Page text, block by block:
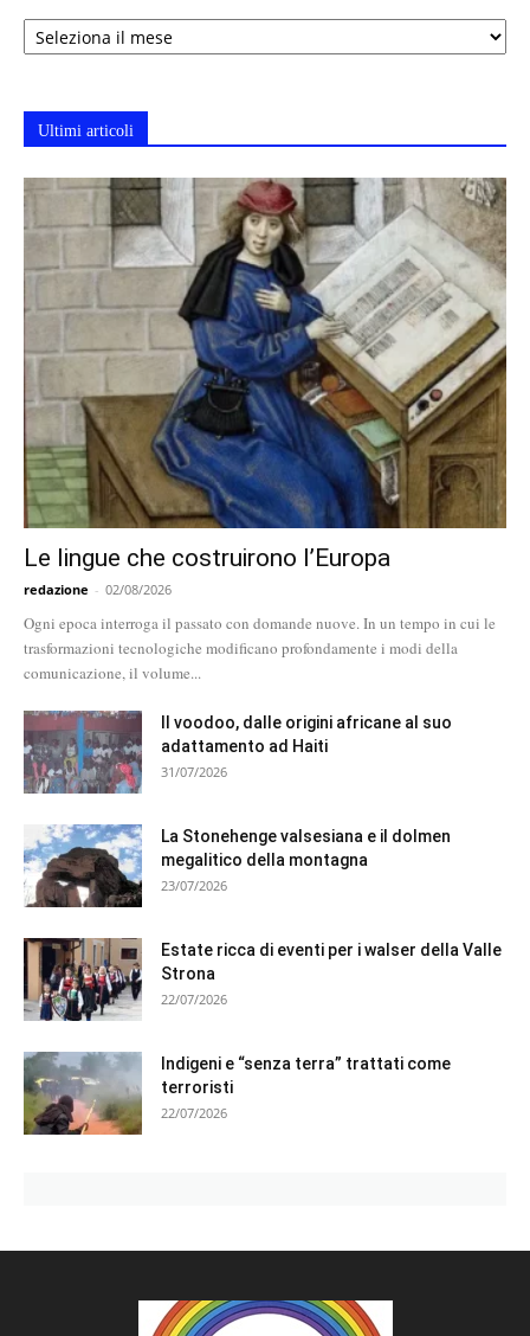
Archivi
Ultimi articoli
Le lingue che costruirono l’Europa
redazione - 02/08/2026
Ogni epoca interroga il passato con domande nuove. In un tempo in cui le
trasformazioni tecnologiche modificano profondamente i modi della
comunicazione, il volume...
Il voodoo, dalle origini africane al suo
adattamento ad Haiti
31/07/2026
La Stonehenge valsesiana e il dolmen
megalitico della montagna
23/07/2026
Estate ricca di eventi per i walser della Valle
Strona
22/07/2026
Indigeni e “senza terra” trattati come
terroristi
22/07/2026